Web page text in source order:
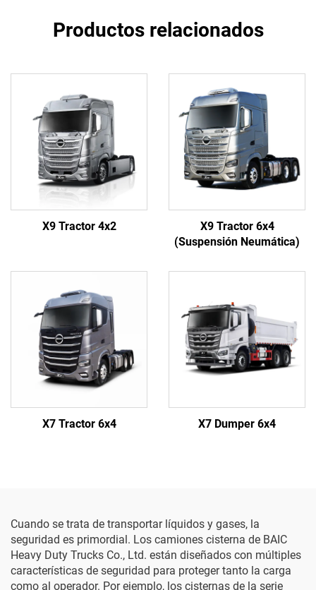
Productos relacionados
X9 Tractor 4x2
X9 Tractor 6x4
(Suspensión Neumática)
X7 Tractor 6x4 X7 Dumper 6x4
Cuando se trata de transportar líquidos y gases, la
seguridad es primordial. Los camiones cisterna de BAIC
Heavy Duty Trucks Co., Ltd. están diseñados con múltiples
características de seguridad para proteger tanto la carga
como al operador. Por ejemplo, los cisternas de la serie